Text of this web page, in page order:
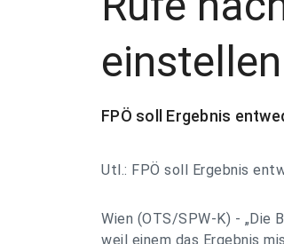
einstellen
FPÖ soll Ergebnis
Utl.: FPÖ soll Ergebnis
Wien (OTS/SPW-K) - „Die
weil einem das Ergebnis